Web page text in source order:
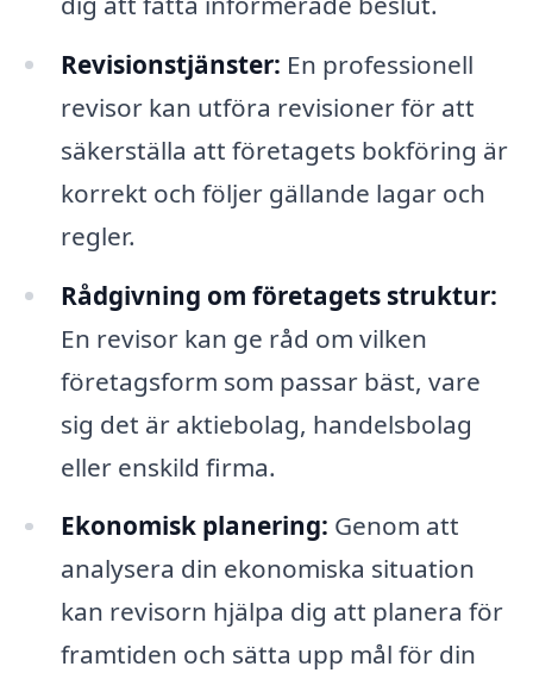
Revisionstjänster: En professionell
revisor kan utföra revisioner för att
säkerställa att företagets bokföring är
korrekt och följer gällande lagar och
regler.
Rådgivning om företagets struktur:
En revisor kan ge råd om vilken
företagsform som passar bäst, vare
sig det är aktiebolag, handelsbolag
eller enskild firma.
Ekonomisk planering: Genom att
analysera din ekonomiska situation
kan revisorn hjälpa dig att planera för
framtiden och sätta upp mål för din